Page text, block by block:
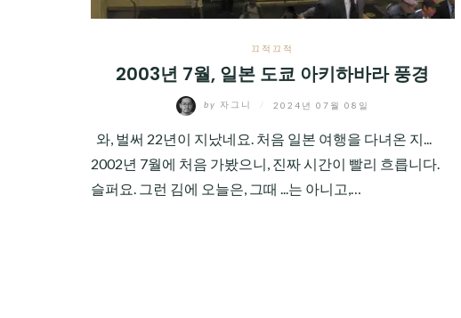
끄적끄적
2003년 7월, 일본 도쿄 아키하바라 풍경
by 자그니 2024년 07월 08일
와, 벌써 22년이 지났네요. 처음 일본 여행을 다녀온 지...
2002년 7월에 처음 가봤으니, 진짜 시간이 빨리 흐릅니다.
슬퍼요. 그런 김에 오늘은, 그때 ...는 아니고,…